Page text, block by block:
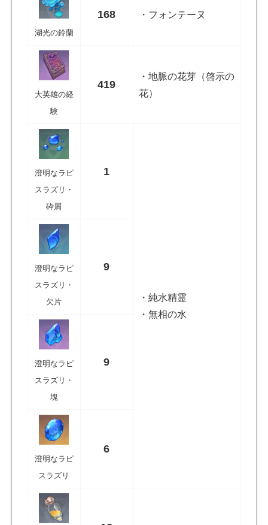
湖光の鈴蘭
168 ・フォンテーヌ
大英雄の経
験
419
・地脈の花芽（啓示の
花）
澄明なラピ
スラズリ・
砕屑
1
・純水精霊
・無相の水
澄明なラピ
スラズリ・
欠片
9
澄明なラピ
スラズリ・
塊
9
澄明なラピ
スラズリ
6